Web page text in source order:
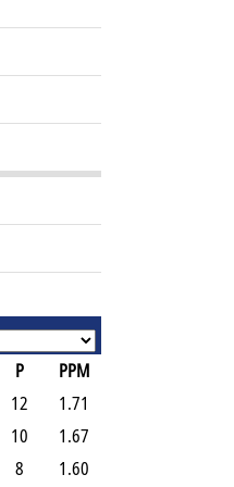
P
PPM
12
1.71
10
1.67
8 1.60